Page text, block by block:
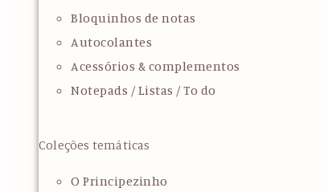
Bloquinhos de notas
Autocolantes
Acessórios & complementos
Notepads / Listas / To do
Coleções temáticas
O Principezinho